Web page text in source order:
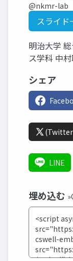
@nkmr-lab
スライド
明治大学
ス学科 中
シェア
LINE
埋め込む